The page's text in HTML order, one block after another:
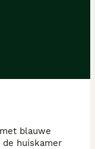
blauwe
de huiskamer